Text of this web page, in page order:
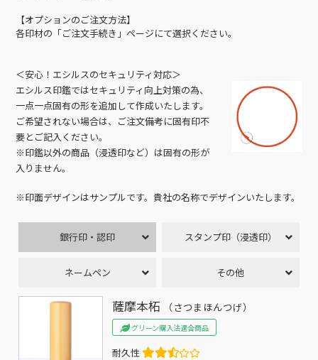
【オプションのご注文方法】
各印材の「ご注文手続き」ページにて選択ください。
＜安心！エシルスのセキュリティ対応＞
エシルス印鑑ではセキュリティ向上対策の為、
一点一点固有の形を追加して作成いたします。
ご希望されない場合は、ご注文備考に固有印不
要とご記入ください。
※印鑑以外の商品（浸透印など）は固有の形が
入りません。
※印面デザインはサンプルです。貴社の名称でデザインいたします。
銀行印・認印 スタンプ印（浸透印）
ネームペン その他
薩摩本柘 （さつまほんつげ）
グリーン購入法適合商品
耐久性